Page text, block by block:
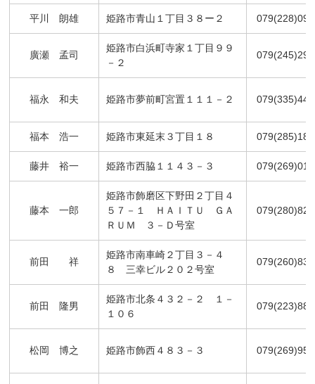
平川 朗雄 姫路市青山１丁目３８ー２
廣瀬 孟司
姫路市白浜町寺家１丁目９９
－２
福永 和夫 姫路市夢前町宮置１１１－２
福本 浩一 姫路市東延末３丁目１８
藤井 裕一 姫路市西脇１１４３－３
藤本 一郎
姫路市飾磨区下野田２丁目４
５７－１ ＨＡＩＴＵ ＧＡ
ＲＵＭ ３－Ｄ号室
前田 祥
姫路市南車崎２丁目３－４
８ 三幸ビル２０２号室
前田 隆男
姫路市北条４３２－２ １－
１０６
松岡 博之 姫路市飾西４８３－３